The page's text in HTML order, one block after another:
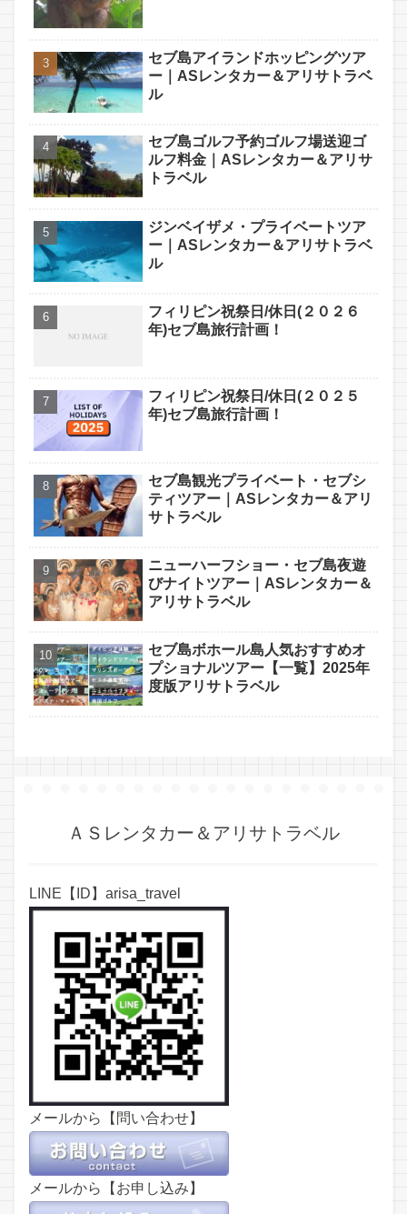
セブ島アイランドホッピングツア
ー｜ASレンタカー＆アリサトラベ
ル
セブ島ゴルフ予約ゴルフ場送迎ゴ
ルフ料金｜ASレンタカー＆アリサ
トラベル
ジンベイザメ・プライベートツア
ー｜ASレンタカー＆アリサトラベ
ル
フィリピン祝祭日/休日(２０２６
年)セブ島旅行計画！
フィリピン祝祭日/休日(２０２５
年)セブ島旅行計画！
セブ島観光プライベート・セブシ
ティツアー｜ASレンタカー＆アリ
サトラベル
ニューハーフショー・セブ島夜遊
びナイトツアー｜ASレンタカー＆
アリサトラベル
セブ島ボホール島人気おすすめオ
プショナルツアー【一覧】2025年
度版アリサトラベル
ＡＳレンタカー＆アリサトラベル
LINE【ID】arisa_travel
メールから【問い合わせ】
メールから【お申し込み】